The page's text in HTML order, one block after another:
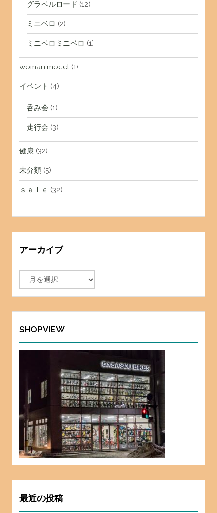
グラベルロード (12)
ミニベロ (2)
ミニベロミニベロ (1)
woman model(1)
イベント (4)
呑み会 (1)
走行会 (3)
健康(32)
未分類(5)
ｓａｌｅ (32)
アーカイブ
カ
SHOPVIEW
最近の投稿